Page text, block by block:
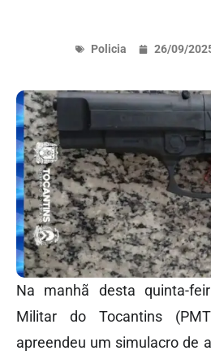
Policia 26/09/
Na manhã desta quinta-
Militar do Tocantins
apreendeu um simulacro de